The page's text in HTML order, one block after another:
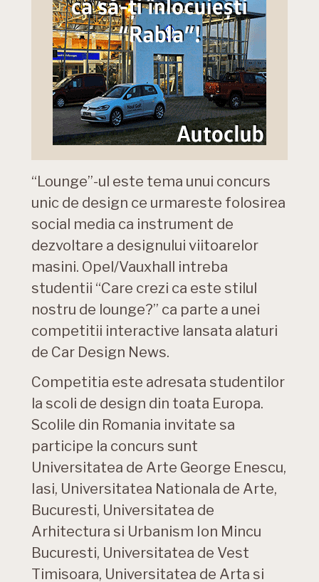
“Lounge”-ul este tema unui concurs
unic de design ce urmareste folosirea
social media ca instrument de
dezvoltare a designului viitoarelor
masini. Opel/Vauxhall intreba
studentii “Care crezi ca este stilul
nostru de lounge?” ca parte a unei
competitii interactive lansata alaturi
de Car Design News.
Competitia este adresata studentilor
la scoli de design din toata Europa.
Scolile din Romania invitate sa
participe la concurs sunt
Universitatea de Arte George Enescu,
Iasi, Universitatea Nationala de Arte,
Bucuresti, Universitatea de
Arhitectura si Urbanism Ion Mincu
Bucuresti, Universitatea de Vest
Timisoara, Universitatea de Arta si